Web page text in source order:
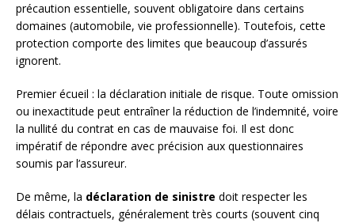
précaution essentielle, souvent obligatoire dans certains
domaines (automobile, vie professionnelle). Toutefois, cette
protection comporte des limites que beaucoup d’assurés
ignorent.
Premier écueil : la déclaration initiale de risque. Toute omission
ou inexactitude peut entraîner la réduction de l’indemnité, voire
la nullité du contrat en cas de mauvaise foi. Il est donc
impératif de répondre avec précision aux questionnaires
soumis par l’assureur.
De même, la déclaration de sinistre doit respecter les
délais contractuels, généralement très courts (souvent cinq